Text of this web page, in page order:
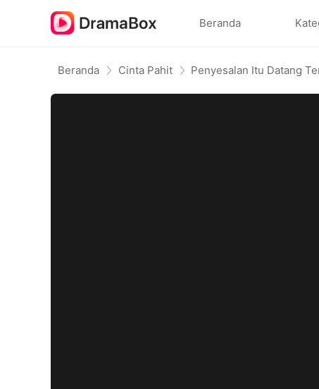
Beranda
Beranda Cinta Pahit Penyesalan Itu Datang